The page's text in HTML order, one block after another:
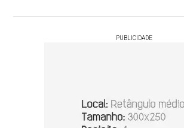
PUBLICIDADE